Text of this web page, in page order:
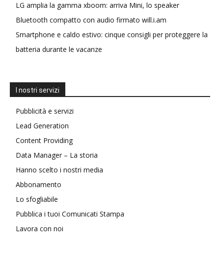
LG amplia la gamma xboom: arriva Mini, lo speaker
Bluetooth compatto con audio firmato will.i.am
Smartphone e caldo estivo: cinque consigli per proteggere la
batteria durante le vacanze
I nostri servizi
Pubblicità e servizi
Lead Generation
Content Providing
Data Manager – La storia
Hanno scelto i nostri media
Abbonamento
Lo sfogliabile
Pubblica i tuoi Comunicati Stampa
Lavora con noi